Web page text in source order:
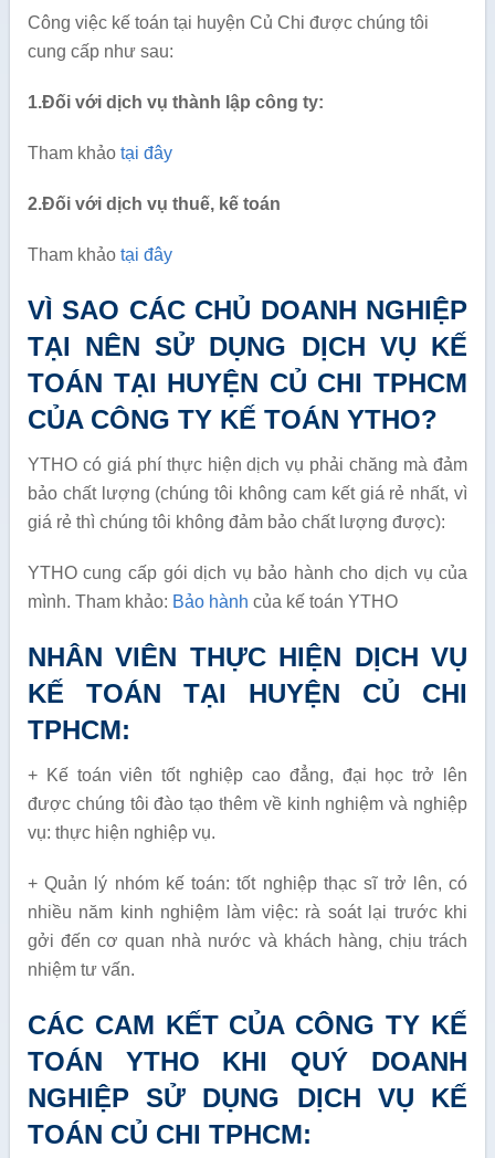
Công việc kế toán tại huyện Củ Chi được chúng tôi
cung cấp như sau:
1.Đối với dịch vụ thành lập công ty:
Tham khảo tại đây
2.Đối với dịch vụ thuế, kế toán
Tham khảo tại đây
VÌ SAO CÁC CHỦ DOANH NGHIỆP
TẠI NÊN SỬ DỤNG DỊCH VỤ KẾ
TOÁN TẠI HUYỆN CỦ CHI TPHCM
CỦA CÔNG TY KẾ TOÁN YTHO?
YTHO có giá phí thực hiện dịch vụ phải chăng mà đảm
bảo chất lượng (chúng tôi không cam kết giá rẻ nhất, vì
giá rẻ thì chúng tôi không đảm bảo chất lượng được):
YTHO cung cấp gói dịch vụ bảo hành cho dịch vụ của
mình. Tham khảo: Bảo hành của kế toán YTHO
NHÂN VIÊN THỰC HIỆN DỊCH VỤ
KẾ TOÁN TẠI HUYỆN CỦ CHI
TPHCM:
+ Kế toán viên tốt nghiệp cao đẳng, đại học trở lên
được chúng tôi đào tạo thêm về kinh nghiệm và nghiệp
vụ: thực hiện nghiệp vụ.
+ Quản lý nhóm kế toán: tốt nghiệp thạc sĩ trở lên, có
nhiều năm kinh nghiệm làm việc: rà soát lại trước khi
gởi đến cơ quan nhà nước và khách hàng, chịu trách
nhiệm tư vấn.
CÁC CAM KẾT CỦA CÔNG TY KẾ
TOÁN YTHO KHI QUÝ DOANH
NGHIỆP SỬ DỤNG DỊCH VỤ KẾ
TOÁN CỦ CHI TPHCM: